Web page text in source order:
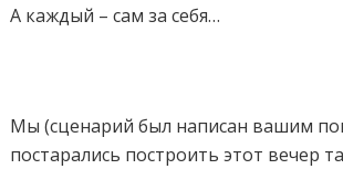
А каждый – сам за себя…
Мы (сценарий был написан вашим
постарались построить этот вечер